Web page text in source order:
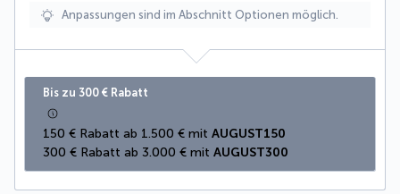
Anpassungen sind im Abschnitt Optionen möglich.
Bis zu 300 € Rabatt
150 € Rabatt ab 1.500 € mit AUGUST150
300 € Rabatt ab 3.000 € mit AUGUST300